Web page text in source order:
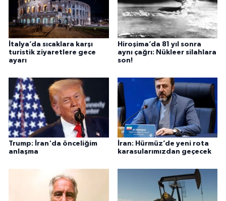
İtalya’da sıcaklara karşı
turistik ziyaretlere gece
ayarı
Hiroşima’da 81 yıl sonra
aynı çağrı: Nükleer silahlara
son!
Trump: İran'da önceliğim
anlaşma
İran: Hürmüz’de yeni rota
karasularımızdan geçecek